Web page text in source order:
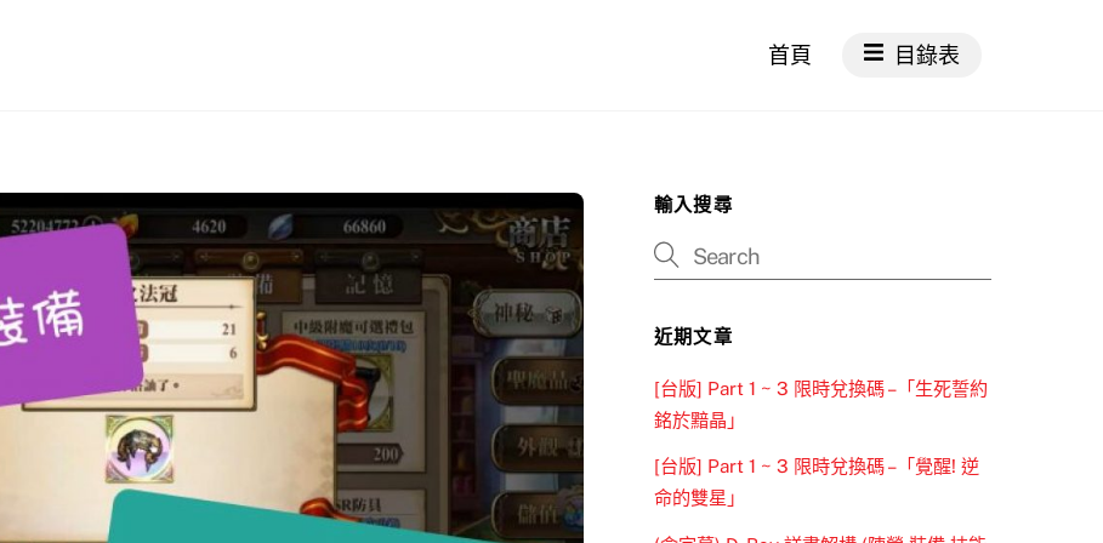
首頁 目錄表
輸入搜尋
近期文章
[台版] Part 1 ~ 3 限時兌換碼 –「生死誓約
銘於黯晶」
[台版] Part 1 ~ 3 限時兌換碼 –「覺醒! 逆
命的雙星」